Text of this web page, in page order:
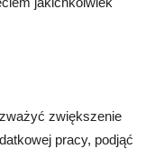
zwiększenie
pracy, podjąć